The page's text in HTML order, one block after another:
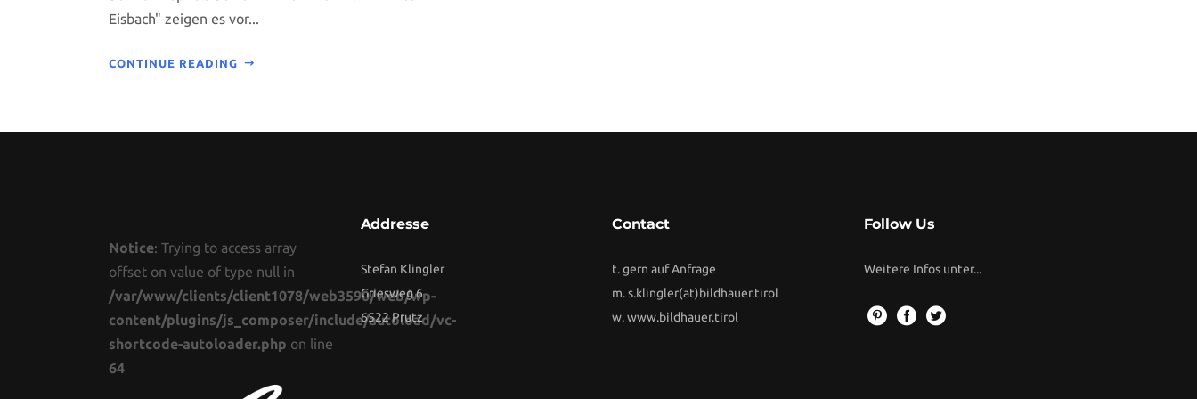
Eisbach" zeigen es vor...
CONTINUE READING
Notice: Trying to access array
offset on value of type null in
/var/www/clients/client1078/web3590/web/wp-
content/plugins/js_composer/include/autoload/vc-
shortcode-autoloader.php on line
64
Addresse
Stefan Klingler
Griesweg 6
6522 Prutz
Contact
t. gern auf Anfrage
m.s.klingler(at)bildhauer.tirol
w.www.bildhauer.tirol
Follow Us
Weitere Infos unter...